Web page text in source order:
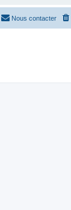
Nous contacter